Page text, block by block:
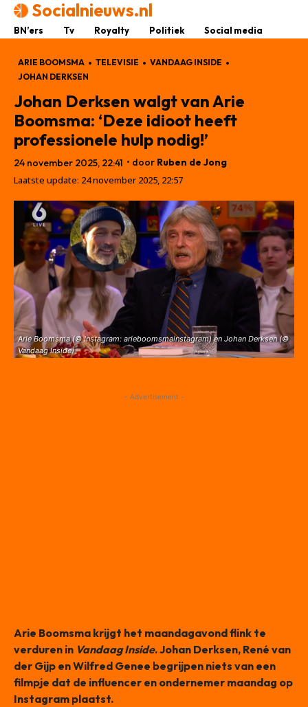
Socialnieuws.nl
BN’ers Tv Royalty Politiek Social media
ARIE BOOMSMA TELEVISIE
VANDAAG INSIDE
JOHAN DERKSEN
Johan Derksen walgt van Arie
Boomsma: ‘Deze idioot heeft
professionele hulp nodig!’
24 november 2025, 22:41 • door Ruben de Jong
Laatste update: 24 november 2025, 22:57
Arie Boomsma (© Instagram: arieboomsmainstagram) en Johan Derksen (©
Vandaag Inside)
- Advertisement -
Arie Boomsma krijgt het maandagavond flink te
verduren in Vandaag Inside. Johan Derksen, René van
der Gijp en Wilfred Genee begrijpen niets van een
filmpje dat de influencer en ondernemer maandag op
Instagram plaatst.